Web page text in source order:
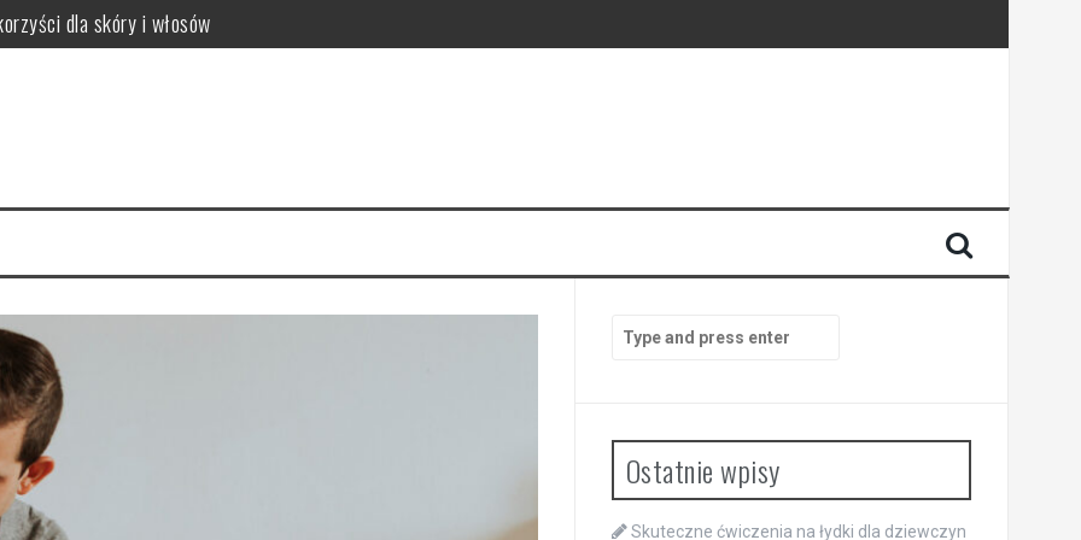
dla skóry i włosów
organizmu
– smukłe nogi w 4 tygodnie
metody pielęgnacji
for:
Ostatnie wpisy
Skuteczne ćwiczenia na łydki dla dziewczyn